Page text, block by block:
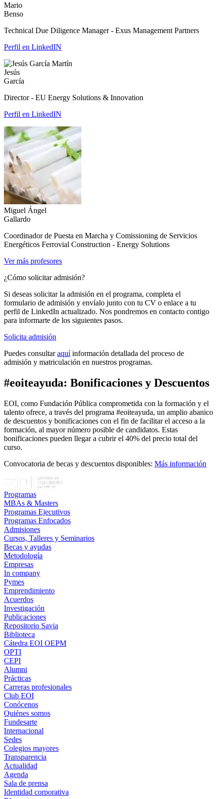
Mario
Benso
Technical Due Diligence Manager - Exus Management Partners
Perfil en LinkedIN
Jesús
García
Director - EU Energy Solutions & Innovation
Perfil en LinkedIN
Miguel Ángel
Gallardo
Coordinador de Puesta en Marcha y Comissioning de Servicios
Energéticos Ferrovial Construction - Energy Solutions
Ver más profesores
¿Cómo solicitar admisión?
Si deseas solicitar la admisión en el programa, completa el
formulario de admisión y envíalo junto con tu CV o enlace a tu
perfil de LinkedIn actualizado. Nos pondremos en contacto contigo
para informarte de los siguientes pasos.
Solicita admisión
Puedes consultaraquíinformación detallada del proceso de
admisión y matriculación en nuestros programas.
#eoiteayuda: Bonificaciones y Descuentos
EOI, como Fundación Pública comprometida con la formación y el
talento ofrece, a través del programa #eoiteayuda, un amplio abanico
de descuentos y bonificaciones con el fin de facilitar el acceso a la
formación, al mayor número posible de candidatos. Estas
bonificaciones pueden llegar a cubrir el 40% del precio total del
curso.
Convocatoria de becas y descuentos disponibles: Más información
Programas
MBAs & Masters
Programas Ejecutivos
Programas Enfocados
Admisiones
Cursos, Talleres y Seminarios
Becas y ayudas
Metodología
Empresas
In company
Pymes
Emprendimiento
Acuerdos
Investigación
Publicaciones
Repositorio Savia
Biblioteca
Cátedra EOI OEPM
OPTI
CEPI
Alumni
Prácticas
Carreras profesionales
Club EOI
Conócenos
Quiénes somos
Fundesarte
Internacional
Sedes
Colegios mayores
Transparencia
Actualidad
Agenda
Sala de prensa
Identidad corporativa